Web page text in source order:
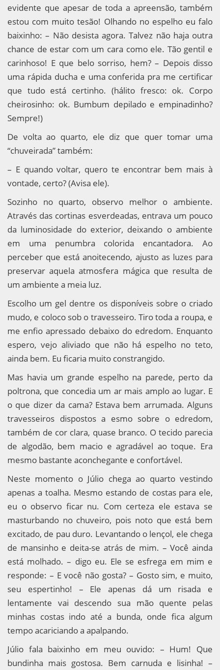
evidente que apesar de toda a apreensão, também
estou com muito tesão! Olhando no espelho eu falo
baixinho: – Não desista agora. Talvez não haja outra
chance de estar com um cara como ele. Tão gentil e
carinhoso! E que belo sorriso, hem? – Depois disso
uma rápida ducha e uma conferida pra me certificar
que tudo está certinho. (hálito fresco: ok. Corpo
cheirosinho: ok. Bumbum depilado e empinadinho?
Sempre!)
De volta ao quarto, ele diz que quer tomar uma
“chuveirada” também:
– E quando voltar, quero te encontrar bem mais à
vontade, certo? (Avisa ele).
Sozinho no quarto, observo melhor o ambiente.
Através das cortinas esverdeadas, entrava um pouco
da luminosidade do exterior, deixando o ambiente
em uma penumbra colorida encantadora. Ao
perceber que está anoitecendo, ajusto as luzes para
preservar aquela atmosfera mágica que resulta de
um ambiente a meia luz.
Escolho um gel dentre os disponíveis sobre o criado
mudo, e coloco sob o travesseiro. Tiro toda a roupa, e
me enfio apressado debaixo do edredom. Enquanto
espero, vejo aliviado que não há espelho no teto,
ainda bem. Eu ficaria muito constrangido.
Mas havia um grande espelho na parede, perto da
poltrona, que concedia um ar mais amplo ao lugar. E
o que dizer da cama? Estava bem arrumada. Alguns
travesseiros dispostos a esmo sobre o edredom,
também de cor clara, quase branco. O tecido parecia
de algodão, bem macio e agradável ao toque. Era
mesmo bastante aconchegante e confortável.
Neste momento o Júlio chega ao quarto vestindo
apenas a toalha. Mesmo estando de costas para ele,
eu o observo ficar nu. Com certeza ele estava se
masturbando no chuveiro, pois noto que está bem
excitado, de pau duro. Levantando o lençol, ele chega
de mansinho e deita-se atrás de mim. – Você ainda
está molhado. – digo eu. Ele se esfrega em mim e
responde: – E você não gosta? – Gosto sim, e muito,
seu espertinho! – Ele apenas dá um risada e
lentamente vai descendo sua mão quente pelas
minhas costas indo até a bunda, onde fica algum
tempo acariciando a apalpando.
Júlio fala baixinho em meu ouvido: – Hum! Que
bundinha mais gostosa. Bem carnuda e lisinha! –